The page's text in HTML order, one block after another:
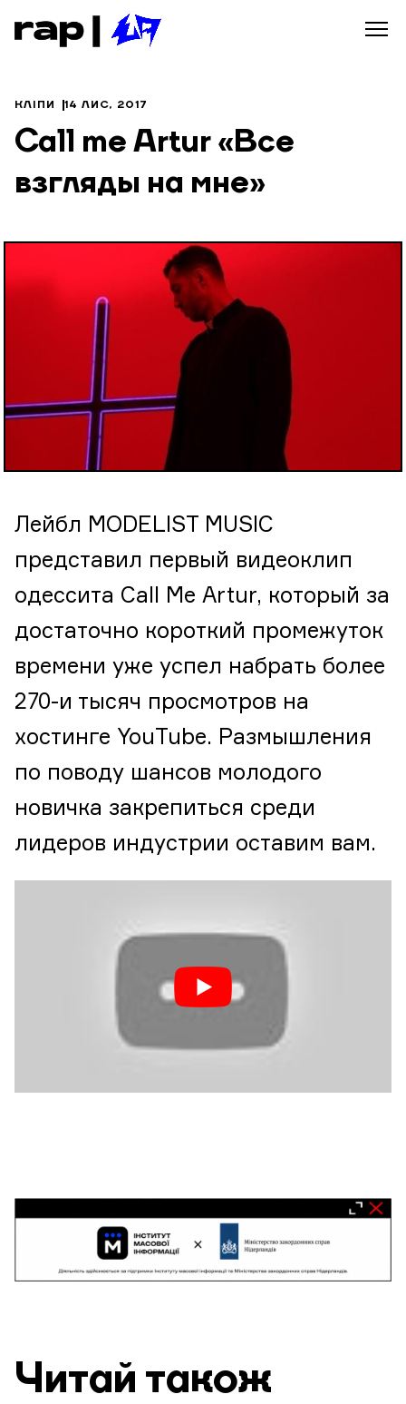
КЛІПИ 14 ЛИС, 2017
Call me Artur «Все
взгляды на мне»
Лейбл MODELIST MUSIC
представил первый видеоклип
одессита Call Me Artur, который за
достаточно короткий промежуток
времени уже успел набрать более
270-и тысяч просмотров на
хостинге YouTube. Размышления
по поводу шансов молодого
новичка закрепиться среди
лидеров индустрии оставим вам.
Читай також